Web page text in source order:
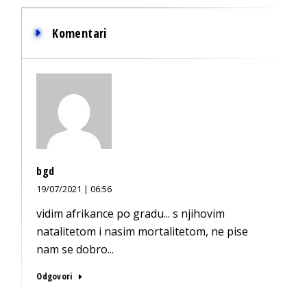
Komentari
bgd
19/07/2021 | 06:56
vidim afrikance po gradu... s njihovim
natalitetom i nasim mortalitetom, ne pise
nam se dobro...
Odgovori